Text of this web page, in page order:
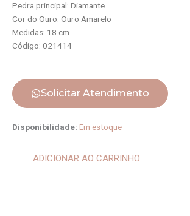
Pedra principal: Diamante
Cor do Ouro: Ouro Amarelo
Medidas: 18 cm
Código: 021414
Solicitar Atendimento
Disponibilidade: Em estoque
Pulseira
IntercaladaADICIONAR AO CARRINHO